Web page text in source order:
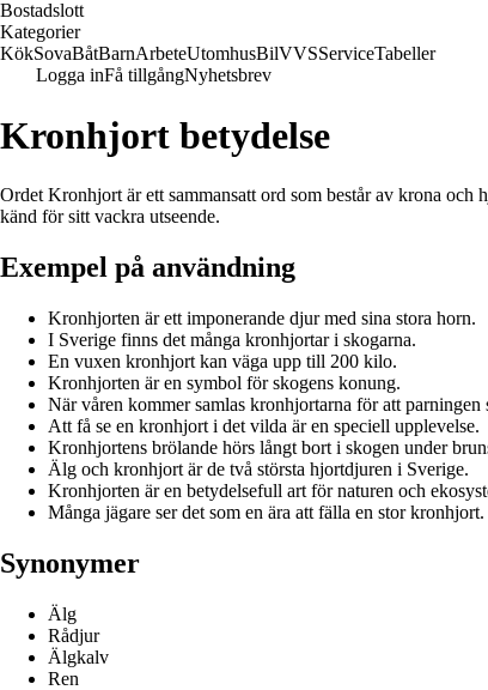
Bostadslott
Kategorier
KökSovaBåtBarnArbeteUtomhusBilVVSServiceTabeller
Logga inFå tillgångNyhetsbrev
Kronhjort betydelse
Ordet Kronhjort är ett sammansatt ord som består av krona
känd för sitt vackra utseende.
Exempel på användning
Kronhjorten är ett imponerande djur med sina stora horn.
I Sverige finns det många kronhjortar i skogarna.
En vuxen kronhjort kan väga upp till 200 kilo.
Kronhjorten är en symbol för skogens konung.
När våren kommer samlas kronhjortarna för att parningen
Att få se en kronhjort i det vilda är en speciell upplevelse.
Kronhjortens brölande hörs långt bort i skogen under
Älg och kronhjort är de två största hjortdjuren i Sverige.
Kronhjorten är en betydelsefull art för naturen och
Många jägare ser det som en ära att fälla en stor kronhjort.
Synonymer
Älg
Rådjur
Älgkalv
Ren